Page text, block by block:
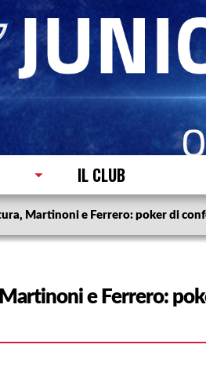
IL CLUB
Martinoni e Ferrero: poker di
e Ferrero: